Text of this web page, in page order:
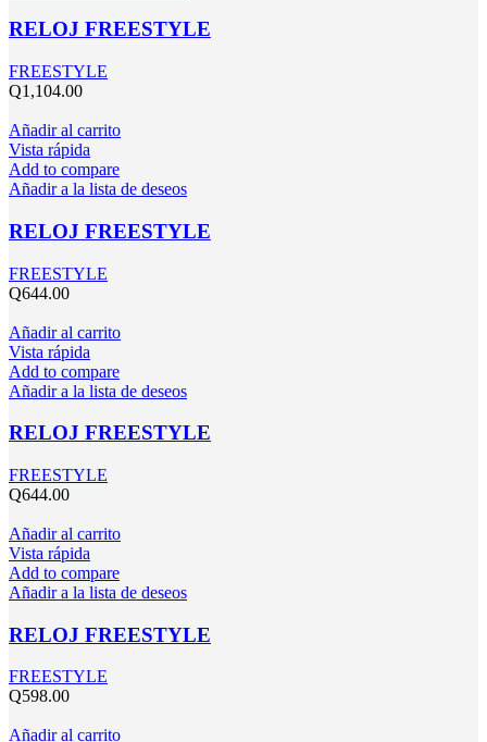
RELOJ FREESTYLE
FREESTYLE
Q1,104.00
Añadir al carrito
Vista rápida
Add to compare
Añadir a la lista de deseos
RELOJ FREESTYLE
FREESTYLE
Q644.00
Añadir al carrito
Vista rápida
Add to compare
Añadir a la lista de deseos
RELOJ FREESTYLE
FREESTYLE
Q644.00
Añadir al carrito
Vista rápida
Add to compare
Añadir a la lista de deseos
RELOJ FREESTYLE
FREESTYLE
Q598.00
Añadir al carrito